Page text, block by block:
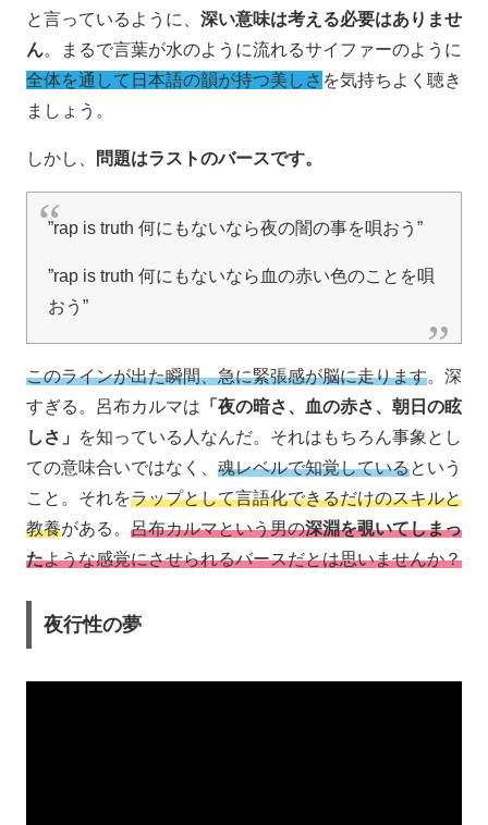
と言っているように、 深い意味は考える必要はありませ
ん。まるで言葉が水のように流れるサイファーのように
全体を通して日本語の韻が持つ美しさ を気持ちよく聴き
ましょう。
しかし、 問題はラストのバースです。
”rap is truth 何にもないなら夜の闇の事を唄おう”
”rap is truth 何にもないなら血の赤い色のことを唄
おう”
このラインが出た瞬間、急に緊張感が脳に走ります。深
すぎる。呂布カルマは 「夜の暗さ、血の赤さ、朝日の眩
しさ」
を知っている人なんだ。それはもちろん事象とし
ての意味合いではなく、 魂レベルで知覚しているという
こと。それをラップとして言語化できるだけのスキルと
教養がある。 呂布カルマという男の深淵を覗いてしまっ
たような感覚にさせられるバースだとは思いませんか？
夜行性の夢